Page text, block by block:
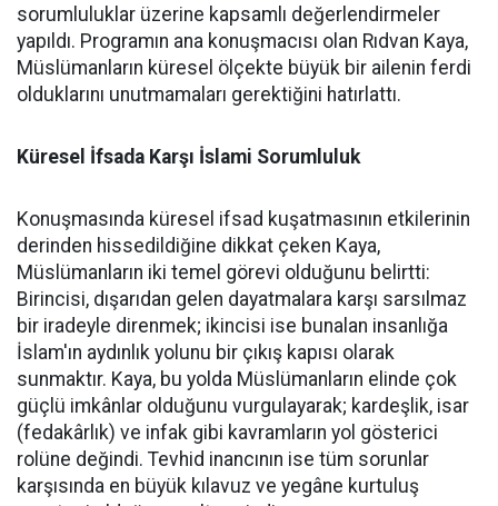
sorumluluklar üzerine kapsamlı değerlendirmeler
yapıldı. Programın ana konuşmacısı olan Rıdvan Kaya,
Müslümanların küresel ölçekte büyük bir ailenin ferdi
olduklarını unutmamaları gerektiğini hatırlattı.
Küresel İfsada Karşı İslami Sorumluluk
Konuşmasında küresel ifsad kuşatmasının etkilerinin
derinden hissedildiğine dikkat çeken Kaya,
Müslümanların iki temel görevi olduğunu belirtti:
Birincisi, dışarıdan gelen dayatmalara karşı sarsılmaz
bir iradeyle direnmek; ikincisi ise bunalan insanlığa
İslam'ın aydınlık yolunu bir çıkış kapısı olarak
sunmaktır. Kaya, bu yolda Müslümanların elinde çok
güçlü imkânlar olduğunu vurgulayarak; kardeşlik, isar
(fedakârlık) ve infak gibi kavramların yol gösterici
rolüne değindi. Tevhid inancının ise tüm sorunlar
karşısında en büyük kılavuz ve yegâne kurtuluş